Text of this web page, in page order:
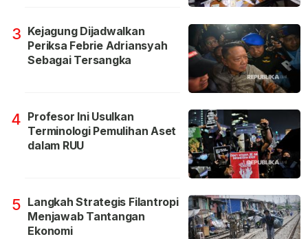
3 Kejagung Dijadwalkan
Periksa Febrie Adriansyah
Sebagai Tersangka
4 Profesor Ini Usulkan
Terminologi Pemulihan Aset
dalam RUU
5 Langkah Strategis Filantropi
Menjawab Tantangan
Ekonomi